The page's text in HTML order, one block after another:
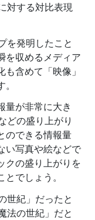
対する対比表現
を発明したこと
を収めるメディア
含めて「映像」
量が非常に大き
どの盛り上がり
のできる情報量
い写真や絵などで
クの盛り上がりを
でしょう。
世紀」だったと
法の世紀」だと